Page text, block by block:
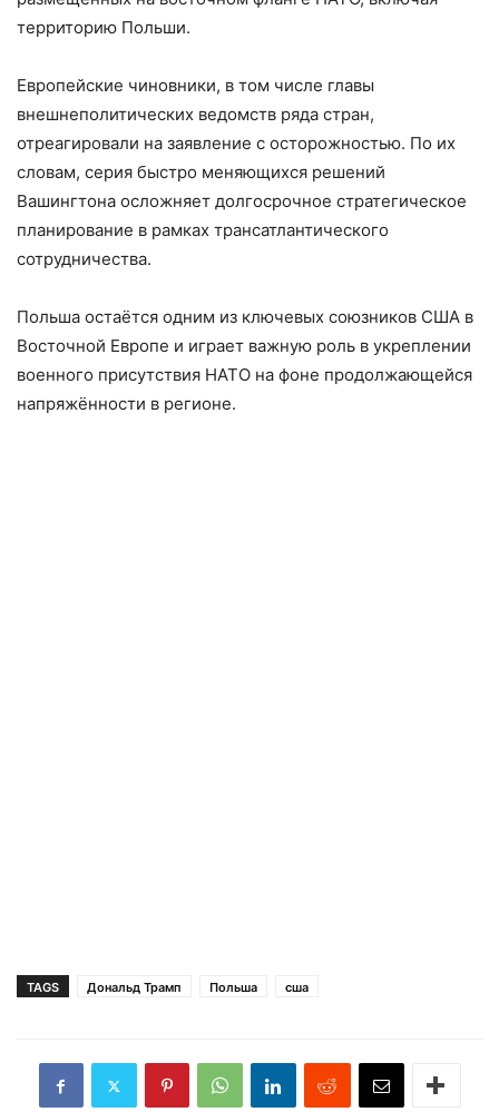
территорию Польши.
Европейские чиновники, в том числе главы
внешнеполитических ведомств ряда стран,
отреагировали на заявление с осторожностью. По их
словам, серия быстро меняющихся решений
Вашингтона осложняет долгосрочное стратегическое
планирование в рамках трансатлантического
сотрудничества.
Польша остаётся одним из ключевых союзников США в
Восточной Европе и играет важную роль в укреплении
военного присутствия НАТО на фоне продолжающейся
напряжённости в регионе.
TAGS Дональд Трамп Польша сша